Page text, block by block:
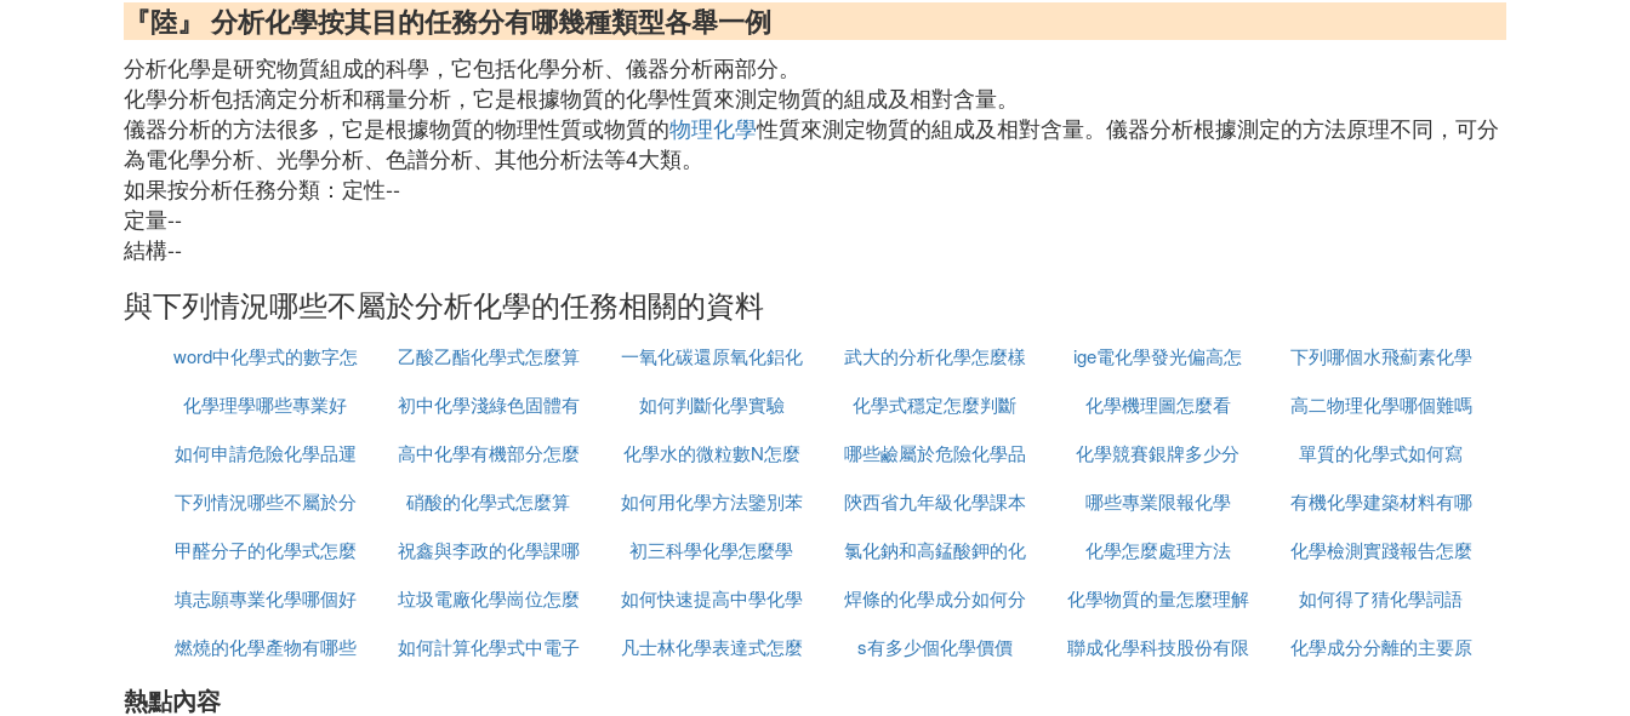
『陸』 分析化學按其目的任務分有哪幾種類型各舉一例
分析化學是研究物質組成的科學，它包括化學分析、儀器分析兩部分。
化學分析包括滴定分析和稱量分析，它是根據物質的化學性質來測定物質的組成及相對含量。
儀器分析的方法很多，它是根據物質的物理性質或物質的物理化學性質來測定物質的組成及相對含量。儀器分析根據測定的方法原理不同，可分
為電化學分析、光學分析、色譜分析、其他分析法等4大類。
如果按分析任務分類：定性--
定量--
結構--
與下列情況哪些不屬於分析化學的任務相關的資料
word中化學式的數字怎
麼打出來
乙酸乙酯化學式怎麼算
一氧化碳還原氧化鋁化
學方程式怎麼配平
武大的分析化學怎麼樣
ige電化學發光偏高怎
麼辦
下列哪個水飛薊素化學
結構
化學理學哪些專業好
初中化學淺綠色固體有
哪些
如何判斷化學實驗 化學式穩定怎麼判斷 化學機理圖怎麼看
高二物理化學哪個難嗎
如何申請危險化學品運
輸
高中化學有機部分怎麼
學
化學水的微粒數N怎麼
求
哪些鹼屬於危險化學品 化學競賽銀牌多少分
單質的化學式如何寫
下列情況哪些不屬於分
析化學的任務
硝酸的化學式怎麼算
如何用化學方法鑒別苯
巴比妥
陝西省九年級化學課本
是哪個版本
哪些專業限報化學
有機化學建築材料有哪
些
甲醛分子的化學式怎麼
寫
祝鑫與李政的化學課哪
個好
初三科學化學怎麼學
氯化鈉和高錳酸鉀的化
學式怎麼寫
化學怎麼處理方法
化學檢測實踐報告怎麼
寫
填志願專業化學哪個好
垃圾電廠化學崗位怎麼
王
如何快速提高中學化學
成績
焊條的化學成分如何分
析
化學物質的量怎麼理解
如何得了猜化學詞語
燃燒的化學產物有哪些
如何計算化學式中電子
凡士林化學表達式怎麼
s有多少個化學價價
聯成化學科技股份有限
化學成分分離的主要原
熱點內容